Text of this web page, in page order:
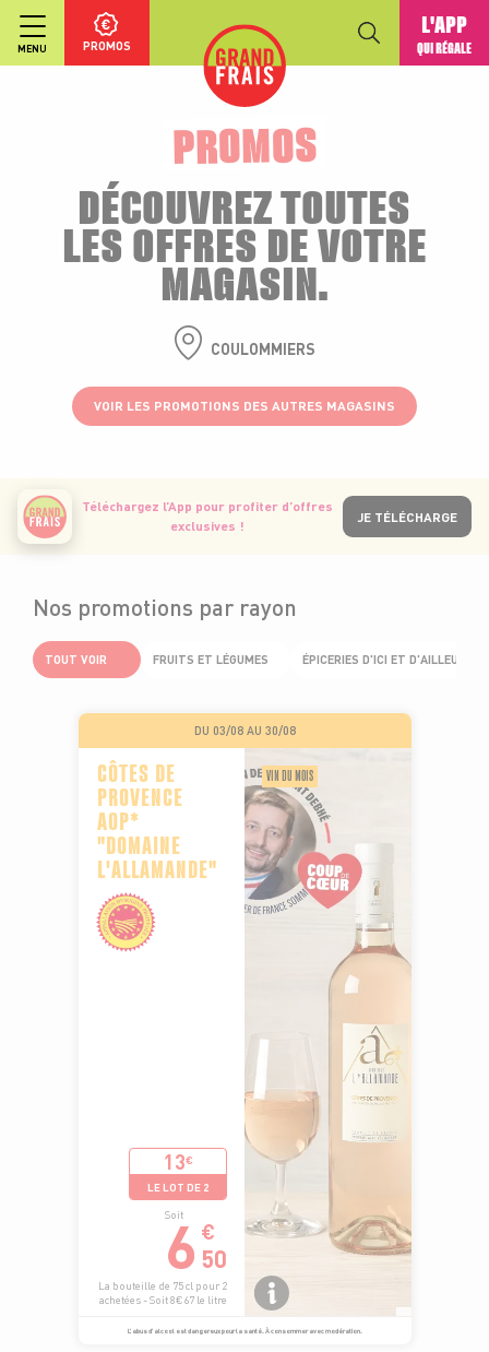
MENU PROMOS
L'APP
QUI RÉGALE
PROMOS
DÉCOUVREZ TOUTES
LES OFFRES DE VOTRE
MAGASIN.
COULOMMIERS
VOIR LES PROMOTIONS DES AUTRES MAGASINS
Téléchargez l’App pour profiter d’offres
exclusives !
JE TÉLÉCHARGE
Nos promotions par rayon
TOUT VOIR FRUITS ET LÉGUMES ÉPICERIES D'ICI ET D'AILLEURS
DU 03/08 AU 30/08
CÔTES DE
PROVENCE
AOP*
"DOMAINE
L'ALLAMANDE"
13€
LE LOT DE 2
Soit
6 €
50
La bouteille de 75 cl pour 2
achetées - Soit 8€67 le litre
VIN DU MOIS
L’abus d’alcool est dangereux pour la santé. À consommer avec modération.